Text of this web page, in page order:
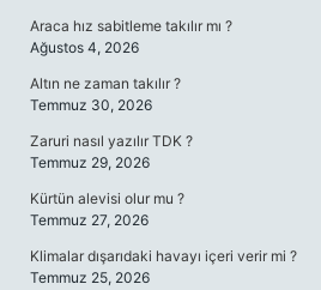
Araca hız sabitleme takılır mı ?
Ağustos 4, 2026
Altın ne zaman takılır ?
Temmuz 30, 2026
Zaruri nasıl yazılır TDK ?
Temmuz 29, 2026
Kürtün alevisi olur mu ?
Temmuz 27, 2026
Klimalar dışarıdaki havayı içeri verir mi ?
Temmuz 25, 2026